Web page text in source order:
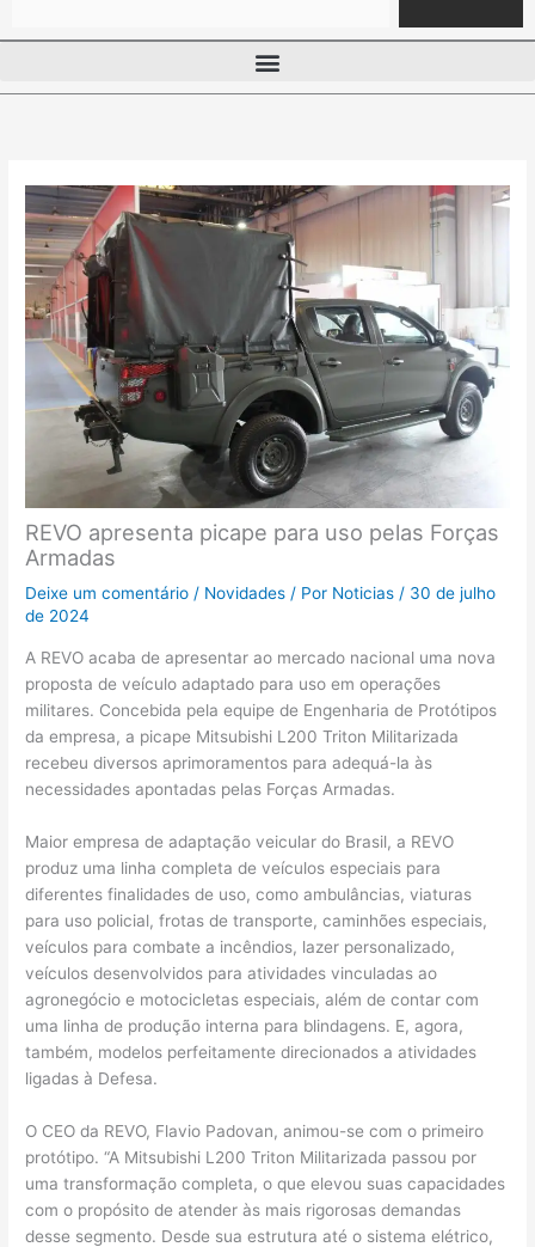
REVO apresenta picape para uso pelas Forças
Armadas
Deixe um comentário / Novidades / Por Noticias / 30 de julho
de 2024
A REVO acaba de apresentar ao mercado nacional uma nova
proposta de veículo adaptado para uso em operações
militares. Concebida pela equipe de Engenharia de Protótipos
da empresa, a picape Mitsubishi L200 Triton Militarizada
recebeu diversos aprimoramentos para adequá-la às
necessidades apontadas pelas Forças Armadas.
Maior empresa de adaptação veicular do Brasil, a REVO
produz uma linha completa de veículos especiais para
diferentes finalidades de uso, como ambulâncias, viaturas
para uso policial, frotas de transporte, caminhões especiais,
veículos para combate a incêndios, lazer personalizado,
veículos desenvolvidos para atividades vinculadas ao
agronegócio e motocicletas especiais, além de contar com
uma linha de produção interna para blindagens. E, agora,
também, modelos perfeitamente direcionados a atividades
ligadas à Defesa.
O CEO da REVO, Flavio Padovan, animou-se com o primeiro
protótipo. “A Mitsubishi L200 Triton Militarizada passou por
uma transformação completa, o que elevou suas capacidades
com o propósito de atender às mais rigorosas demandas
desse segmento. Desde sua estrutura até o sistema elétrico,